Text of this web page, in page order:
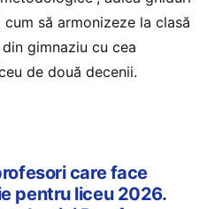
să armonizeze la clasă
gimnaziu cu cea
de două decenii.
care face
pentru liceu 2026.